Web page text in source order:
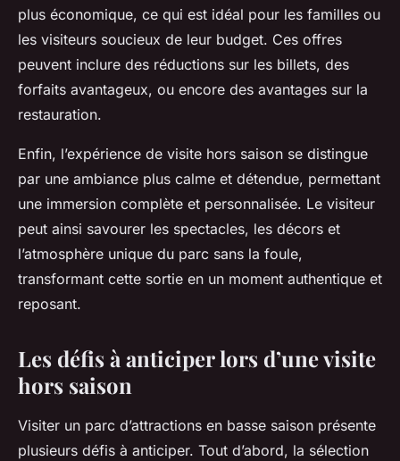
plus économique, ce qui est idéal pour les familles ou
les visiteurs soucieux de leur budget. Ces offres
peuvent inclure des réductions sur les billets, des
forfaits avantageux, ou encore des avantages sur la
restauration.
Enfin, l’expérience de visite hors saison se distingue
par une ambiance plus calme et détendue, permettant
une immersion complète et personnalisée. Le visiteur
peut ainsi savourer les spectacles, les décors et
l’atmosphère unique du parc sans la foule,
transformant cette sortie en un moment authentique et
reposant.
Les défis à anticiper lors d’une visite
hors saison
Visiter un parc d’attractions en basse saison présente
plusieurs défis à anticiper. Tout d’abord, la sélection